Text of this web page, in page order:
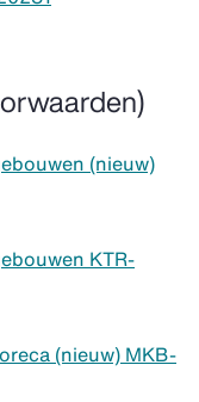
(nieuw)
KTR-
(nieuw) MKB-